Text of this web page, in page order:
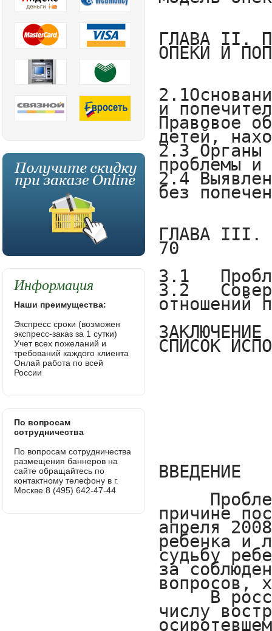
Информация
Наши преимущества:
Экспресс сроки (возможен
экспресс-заказ за 1 сутки)
Учет всех пожеланий и
требований каждого клиента
Онлай работа по всей
России
По вопросам
сотрудничества
По вопросам сотрудничества
размещения баннеров на
сайте обращайтесь по
контактному телефону в г.
Москве 8 (495) 642-47-44